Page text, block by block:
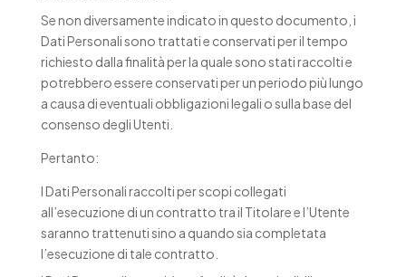
Se non diversamente indicato in questo documento, i
Dati Personali sono trattati e conservati per il tempo
richiesto dalla finalità per la quale sono stati raccolti e
potrebbero essere conservati per un periodo più lungo
a causa di eventuali obbligazioni legali o sulla base del
consenso degli Utenti.
Pertanto:
I Dati Personali raccolti per scopi collegati
all’esecuzione di un contratto tra il Titolare e l’Utente
saranno trattenuti sino a quando sia completata
l’esecuzione di tale contratto.